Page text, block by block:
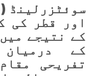
سوئٹزرلینڈ
اور قطر کی
کے نتیجے
کے
تفریحی